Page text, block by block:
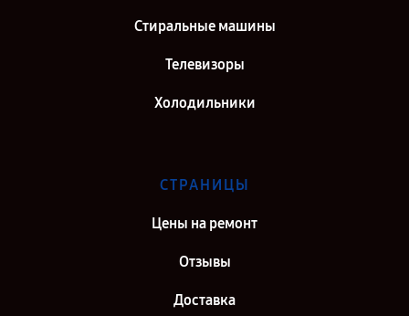
Стиральные машины
Телевизоры
Холодильники
СТРАНИЦЫ
Цены на ремонт
Отзывы
Доставка